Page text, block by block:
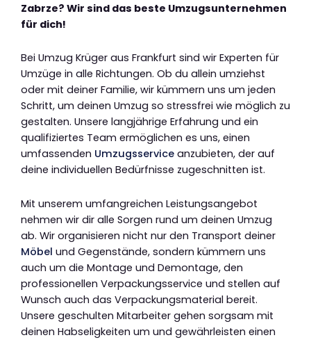
Zabrze? Wir sind das beste Umzugsunternehmen
für dich!
Bei Umzug Krüger aus Frankfurt sind wir Experten für
Umzüge in alle Richtungen. Ob du allein umziehst
oder mit deiner Familie, wir kümmern uns um jeden
Schritt, um deinen Umzug so stressfrei wie möglich zu
gestalten. Unsere langjährige Erfahrung und ein
qualifiziertes Team ermöglichen es uns, einen
umfassenden Umzugsservice anzubieten, der auf
deine individuellen Bedürfnisse zugeschnitten ist.
Mit unserem umfangreichen Leistungsangebot
nehmen wir dir alle Sorgen rund um deinen Umzug
ab. Wir organisieren nicht nur den Transport deiner
Möbel und Gegenstände, sondern kümmern uns
auch um die Montage und Demontage, den
professionellen Verpackungsservice und stellen auf
Wunsch auch das Verpackungsmaterial bereit.
Unsere geschulten Mitarbeiter gehen sorgsam mit
deinen Habseligkeiten um und gewährleisten einen